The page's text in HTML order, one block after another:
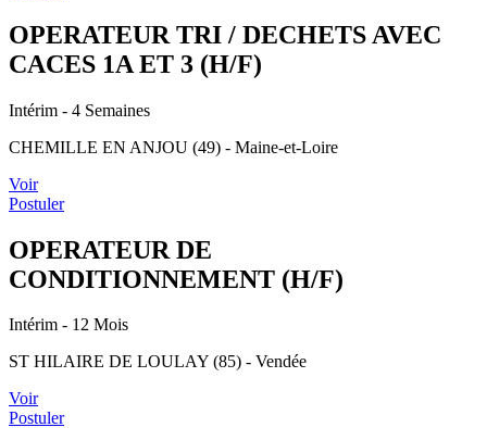
OPERATEUR TRI / DECHETS AVEC
CACES 1A ET 3 (H/F)
Intérim - 4 Semaines
CHEMILLE EN ANJOU (49) - Maine-et-Loire
Voir
Postuler
OPERATEUR DE
CONDITIONNEMENT (H/F)
Intérim - 12 Mois
ST HILAIRE DE LOULAY (85) - Vendée
Voir
Postuler